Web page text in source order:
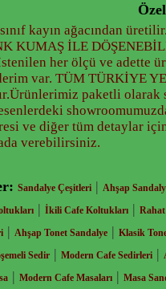
kayın ağacından üretilir.
KUMAŞ İLE
her ölçü ve adette
var. TÜM TÜRKİYE
paketli
ve diğer tüm detaylar
verebilirsiniz.
Sandalye Çeşitleri | Ahşap
| İkili Cafe Koltukları |
| Ahşap Tonet Sandalye | Klasik
Sedir | Modern Cafe Sedirleri |
| Modern Cafe Masaları | Masa